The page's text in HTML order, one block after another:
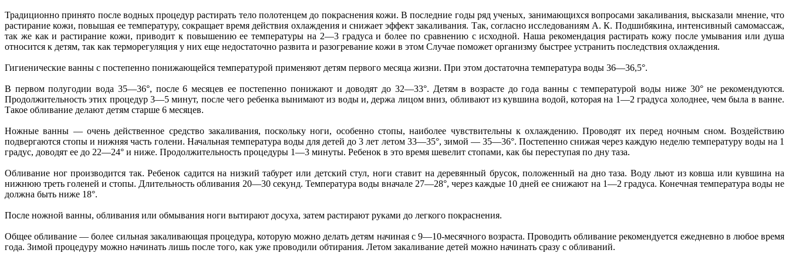
Традиционно принято после водных процедур растирать тело полотенцем до покраснения кожи. В последние годы ряд ученых, занимающихся вопросами закаливания, высказали мнение, что
растирание кожи, повышая ее температуру, сокращает время действия охлаждения и снижает эффект закаливания. Так, согласно исследованиям А. К. Подшибякина, интенсивный самомассаж,
так же как и растирание кожи, приводит к повышению ее температуры на 2—3 градуса и более по сравнению с исходной. Наша рекомендация растирать кожу после умывания или душа
относится к детям, так как терморегуляция у них еще недостаточно развита и разогревание кожи в этом Случае поможет организму быстрее устранить последствия охлаждения.
Гигиенические ванны с постепенно понижающейся температурой применяют детям первого месяца жизни. При этом достаточна температура воды 36—36,5°.
В первом полугодии вода 35—36°, после 6 месяцев ее постепенно понижают и доводят до 32—33°. Детям в возрасте до года ванны с температурой воды ниже 30° не рекомендуются.
Продолжительность этих процедур 3—5 минут, после чего ребенка вынимают из воды и, держа лицом вниз, обливают из кувшина водой, которая на 1—2 градуса холоднее, чем была в ванне.
Такое обливание делают детям старше 6 месяцев.
Ножные ванны — очень действенное средство закаливания, поскольку ноги, особенно стопы, наиболее чувствительны к охлаждению. Проводят их перед ночным сном. Воздействию
подвергаются стопы и нижняя часть голени. Начальная температура воды для детей до 3 лет летом 33—35°, зимой — 35—36°. Постепенно снижая через каждую неделю температуру воды на 1
градус, доводят ее до 22—24° и ниже. Продолжительность процедуры 1—3 минуты. Ребенок в это время шевелит стопами, как бы переступая по дну таза.
Обливание ног производится так. Ребенок садится на низкий табурет или детский стул, ноги ставит на деревянный брусок, положенный на дно таза. Воду льют из ковша или кувшина на
нижнюю треть голеней и стопы. Длительность обливания 20—30 секунд. Температура воды вначале 27—28°, через каждые 10 дней ее снижают на 1—2 градуса. Конечная температура воды не
должна быть ниже 18°.
После ножной ванны, обливания или обмывания ноги вытирают досуха, затем растирают руками до легкого покраснения.
Общее обливание — более сильная закаливающая процедура, которую можно делать детям начиная с 9—10-месячного возраста. Проводить обливание рекомендуется ежедневно в любое время
года. Зимой процедуру можно начинать лишь после того, как уже проводили обтирания. Летом закаливание детей можно начинать сразу с обливаний.